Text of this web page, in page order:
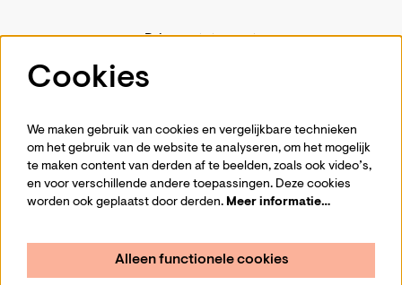
Privacystatement
Volg ons
Cookies
We maken gebruik van cookies en vergelijkbare technieken
om het gebruik van de website te analyseren, om het mogelijk
te maken content van derden af te beelden, zoals ook video’s,
en voor verschillende andere toepassingen. Deze cookies
worden ook geplaatst door derden. Meer informatie…
Alleen functionele cookies